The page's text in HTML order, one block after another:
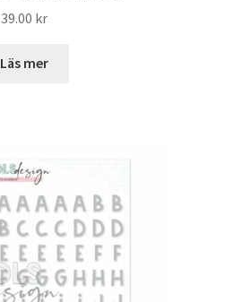
39.00 kr
Läs mer